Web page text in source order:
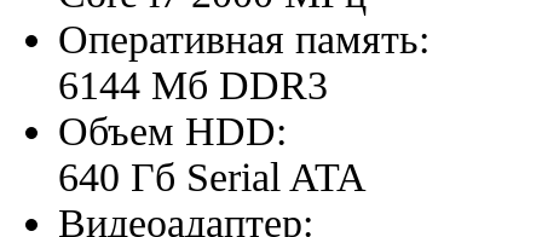
Оперативная память:
6144 Мб DDR3
Объем HDD:
640 Гб Serial ATA
Видеоадаптер: